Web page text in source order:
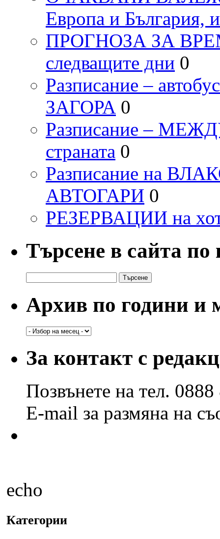
Европа и България,
ПРОГНОЗА ЗА
следващите дни 0
Разписание –
ЗАГОРА 0
Разписание –
страната 0
Разписание на
АВТОГАРИ 0
РЕЗЕРВАЦИИ на
Търсене в сайта
за:
Архив по години и
Архив
и
месеци
За контакт с
Позвънете на тел.
E-mail за размяна на
echo
Категории